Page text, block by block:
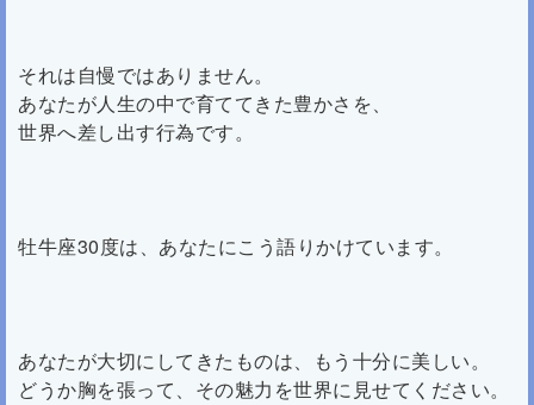
それは自慢ではありません。
あなたが人生の中で育ててきた豊かさを、
世界へ差し出す行為です。
牡牛座30度は、あなたにこう語りかけています。
あなたが大切にしてきたものは、もう十分に美しい。
どうか胸を張って、その魅力を世界に見せてください。